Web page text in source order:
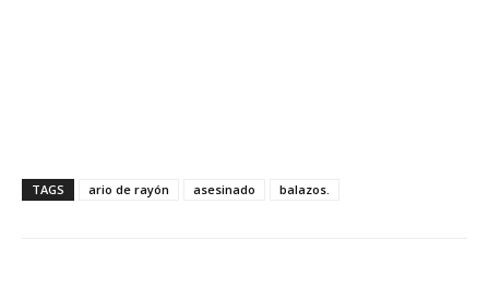
TAGS ario de rayón asesinado balazos.